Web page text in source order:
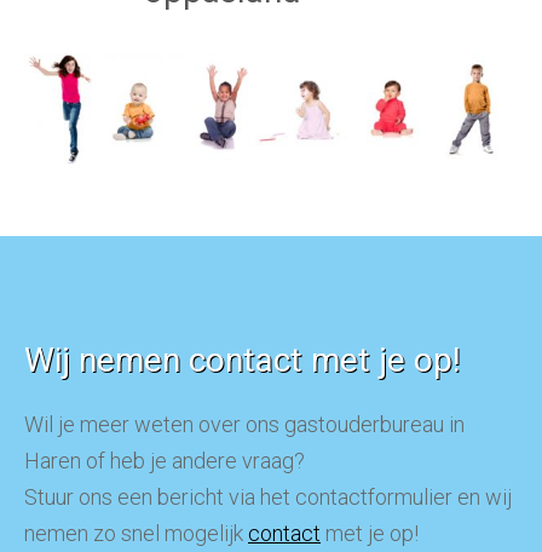
Wij nemen contact met je op!
Wil je meer weten over ons gastouderbureau in
Haren of heb je andere vraag?
Stuur ons een bericht via het contactformulier en wij
nemen zo snel mogelijk contact met je op!